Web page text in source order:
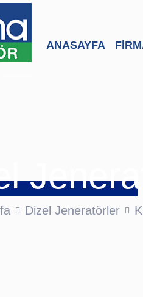
ANASAYFA
Dizel Jeneratörler